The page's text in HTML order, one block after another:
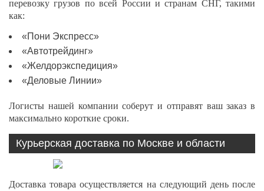
перевозку грузов по всей России и странам СНГ, такими
как:
«Пони Экспресс»
«Автотрейдинг»
«Желдорэкспедиция»
«Деловые Линии»
Логисты нашей компании соберут и отправят ваш заказ в
максимально короткие сроки.
Курьерская доставка по Москве и области
Доставка товара осуществляется на следующий день после